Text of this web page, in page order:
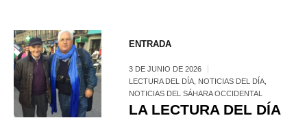
ENTRADA
3 DE JUNIO DE 2026
LECTURA DEL DÍA NOTICIAS DEL DÍA
NOTICIAS DEL SÁHARA OCCIDENTAL
LA LECTURA DEL DÍA